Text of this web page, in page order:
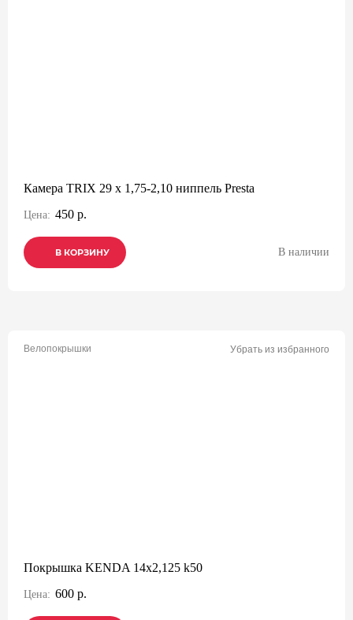
Камера TRIX 29 x 1,75-2,10 ниппель Presta
Цена: 450 р.
В КОРЗИНУ
В КОРЗИНУ
В КОРЗИНУ В наличии
Велопокрышки Убрать из избранного
Покрышка KENDA 14х2,125 k50
Цена: 600 р.